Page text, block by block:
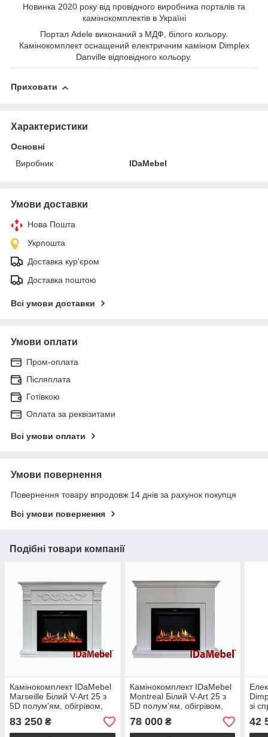
Новинка 2020 року від провідного виробника порталів та
камінокомплектів в Україні
Портал Adele виконаний з МДФ, білого кольору.
Камінокомплект оснащений електричним каміном Dimplex
Danville відповідного кольору.
Приховати
Характеристики
Основні
Виробник
IDaMebel
Умови доставки
Нова Пошта
Укрпошта
Доставка кур'єром
Доставка поштою
Всі умови доставки
Умови оплати
Пром-оплата
Післяплата
Готівкою
Оплата за реквізитами
Всі умови оплати
Умови повернення
Повернення товару впродовж 14 днів за рахунок покупця
Всі умови повернення
Подібні товари компанії
Камінокомплект IDaMebel
Marseille Білий V-Art 25 з
5D полумʼям, обігрівом,
звуком та дровами
83 250 ₴
Камінокомплект IDaMebel
Montreal Білий V-Art 25 з
5D полумʼям, обігрівом,
звуком та дровами
78 000₴
зі
42